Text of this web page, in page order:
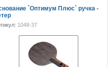
`Оптимум Плюс` ручка -
1048-37